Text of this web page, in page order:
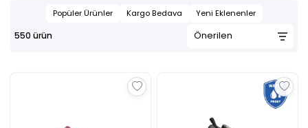
Popüler Ürünler Kargo Bedava Yeni Eklenenler
550 ürün